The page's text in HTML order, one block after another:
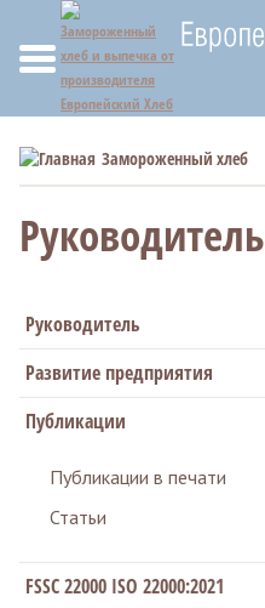
Замороженный хлеб
Руководитель
Руководитель
Развитие предприятия
Публикации
Публикации в печати
Статьи
FSSC 22000 ISO 22000:2021